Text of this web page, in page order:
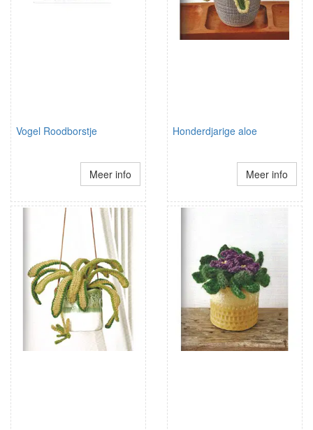
Vogel Roodborstje
Meer info
Honderdjarige aloe
Meer info